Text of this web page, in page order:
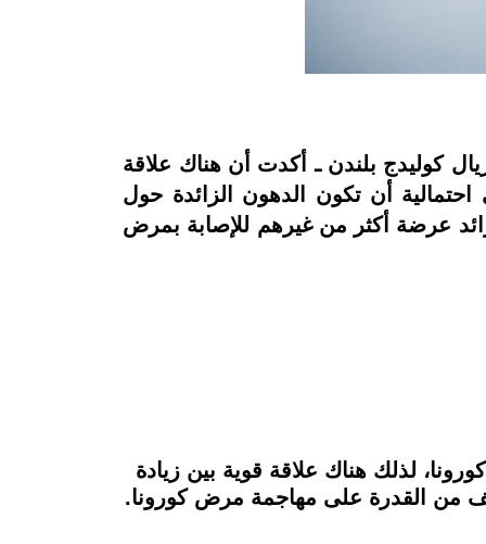
كوليدج بلندن ـ أكدت أن هناك علاقة
أن تكون الدهون الزائدة حول
عرضة أكثر من غيرهم للإصابة بمرض
لذلك هناك علاقة قوية بين زيادة
من القدرة على مهاجمة مرض كورونا.